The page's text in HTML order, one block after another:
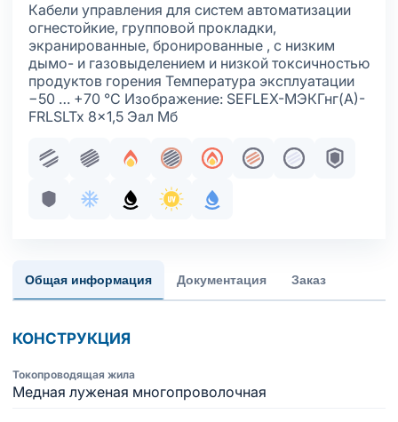
Кабели управления для систем автоматизации
огнестойкие, групповой прокладки,
экранированные, бронированные , с низким
дымо- и газовыделением и низкой токсичностью
продуктов горения Температура эксплуатации
−50 … +70 °С Изображение: SEFLEX-MЭКГнг(А)-
FRLSLTx 8×1,5 Эал Мб
Парная скрутка
Пучковая скрутка
Огнестойкость
Общий экран
Пожаробезопасность
Жила медная
Жила медная
Броня
Броня без оболочки
Хладостойкое исполнение оболочки
Маслобензостойкое исполнение
Стойкость к ультрафиолету
С водоблокирующим
Общая информация Документация Заказ
КОНСТРУКЦИЯ
Токопроводящая жила
Медная луженая многопроволочная